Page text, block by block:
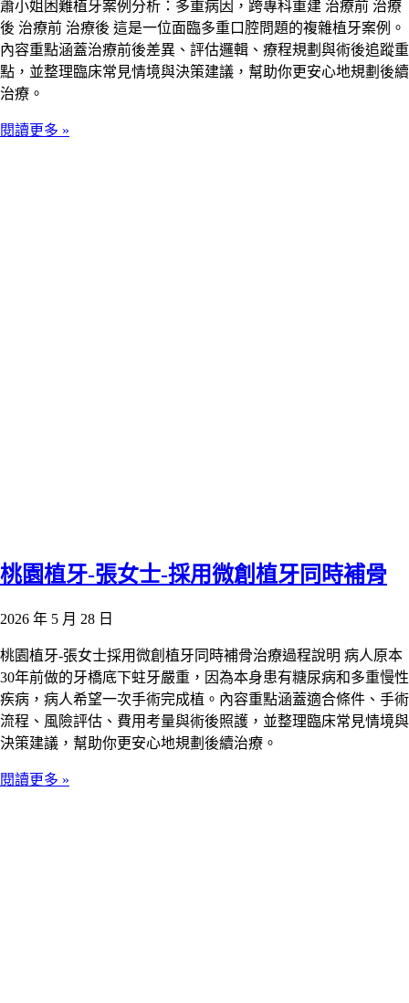
蕭小姐困難植牙案例分析：多重病因，跨專科重建 治療前 治療
後 治療前 治療後 這是一位面臨多重口腔問題的複雜植牙案例。
內容重點涵蓋治療前後差異、評估邏輯、療程規劃與術後追蹤重
點，並整理臨床常見情境與決策建議，幫助你更安心地規劃後續
治療。
閱讀更多 »
桃園植牙-張女士-採用微創植牙同時補骨
2026 年 5 月 28 日
桃園植牙-張女士採用微創植牙同時補骨治療過程說明 病人原本
30年前做的牙橋底下蛀牙嚴重，因為本身患有糖尿病和多重慢性
疾病，病人希望一次手術完成植。內容重點涵蓋適合條件、手術
流程、風險評估、費用考量與術後照護，並整理臨床常見情境與
決策建議，幫助你更安心地規劃後續治療。
閱讀更多 »